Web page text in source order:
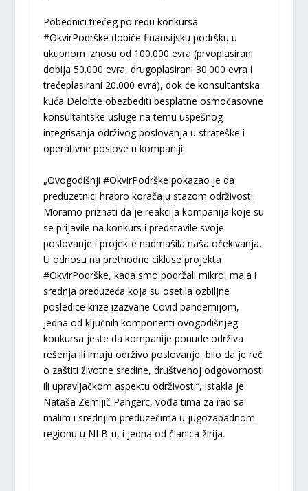
Pobednici trećeg po redu konkursa
#OkvirPodrške dobiće finansijsku podršku u
ukupnom iznosu od 100.000 evra (prvoplasirani
dobija 50.000 evra, drugoplasirani 30.000 evra i
trećeplasirani 20.000 evra), dok će konsultantska
kuća Deloitte obezbediti besplatne osmočasovne
konsultantske usluge na temu uspešnog
integrisanja održivog poslovanja u strateške i
operativne poslove u kompaniji.
„Ovogodišnji #OkvirPodrške pokazao je da
preduzetnici hrabro koračaju stazom održivosti.
Moramo priznati da je reakcija kompanija koje su
se prijavile na konkurs i predstavile svoje
poslovanje i projekte nadmašila naša očekivanja.
U odnosu na prethodne cikluse projekta
#OkvirPodrške, kada smo podržali mikro, mala i
srednja preduzeća koja su osetila ozbiljne
posledice krize izazvane Covid pandemijom,
jedna od ključnih komponenti ovogodišnjeg
konkursa jeste da kompanije ponude održiva
rešenja ili imaju održivo poslovanje, bilo da je reč
o zaštiti životne sredine, društvenoj odgovornosti
ili upravljačkom aspektu održivosti“, istakla je
Nataša Zemljič Pangerc, vođa tima za rad sa
malim i srednjim preduzećima u jugozapadnom
regionu u NLB-u, i jedna od članica žirija.